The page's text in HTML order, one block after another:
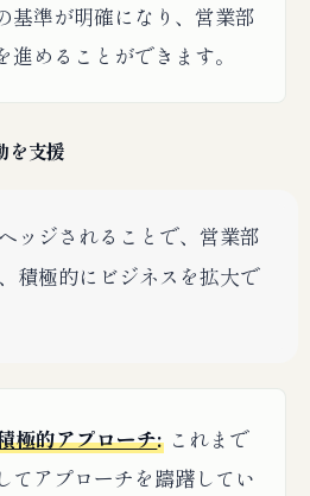
基準が明確になり、営業部
めることができます。
を支援
ッジされることで、営業部
積極的にビジネスを拡大で
極的アプローチ: これまで
てアプローチを躊躇してい